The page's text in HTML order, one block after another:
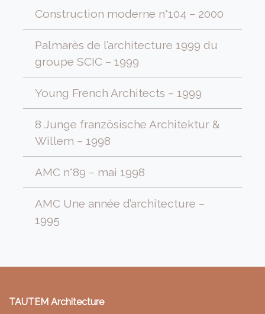
Construction moderne n°104 – 2000
Palmarès de l’architecture 1999 du
groupe SCIC – 1999
Young French Architects – 1999
8 Junge französische Architektur &
Willem – 1998
AMC n°89 – mai 1998
AMC Une année d’architecture –
1995
TAUTEM Architecture